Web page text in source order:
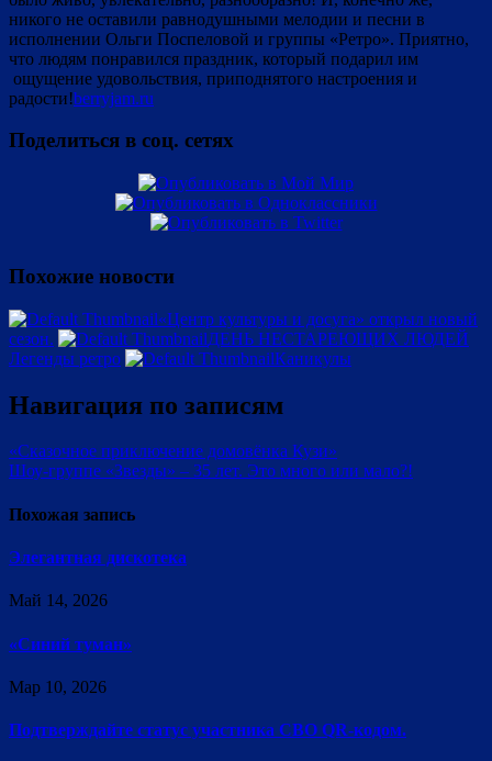
никого не оставили равнодушными мелодии и песни в
исполнении Ольги Поспеловой и группы «Ретро». Приятно,
что людям понравился праздник, который подарил им
ощущение удовольствия, приподнятого настроения и
радости!berryjam.ru
Поделиться в соц. сетях
Похожие новости
«Центр культуры и досуга» открыл новый
сезон.
ДЕНЬ НЕСТАРЕЮЩИХ ЛЮДЕЙ
Легенды ретро
Каникулы
Навигация по записям
«Сказочное приключение домовёнка Кузи»
Шоу-группе «Звезды» – 35 лет. Это много или мало?!
Похожая запись
Элегантная дискотека
Май 14, 2026
«Синий туман»
Мар 10, 2026
Подтверждайте статус участника СВО QR-кодом.